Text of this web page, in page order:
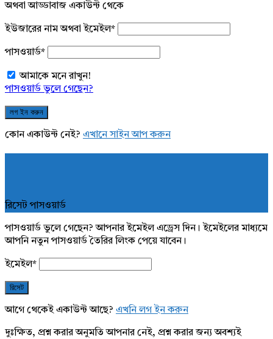
অথবা আড্ডাবাজ একাউন্ট থেকে
ইউজারের নাম অথবা ইমেইল*
পাসওয়ার্ড*
আমাকে মনে রাখুন!
পাসওয়ার্ড ভুলে গেছেন?
কোন একাউন্ট নেই? এখানে সাইন আপ করুন
রিসেট পাসওয়ার্ড
পাসওয়ার্ড ভুলে গেছেন? আপনার ইমেইল এড্রেস দিন। ইমেইলের মাধ্যমে
আপনি নতুন পাসওয়ার্ড তৈরির লিংক পেয়ে যাবেন।
ইমেইল*
আগে থেকেই একাউন্ট আছে? এখনি লগ ইন করুন
দুঃক্ষিত, প্রশ্ন করার অনুমতি আপনার নেই, প্রশ্ন করার জন্য অবশ্যই